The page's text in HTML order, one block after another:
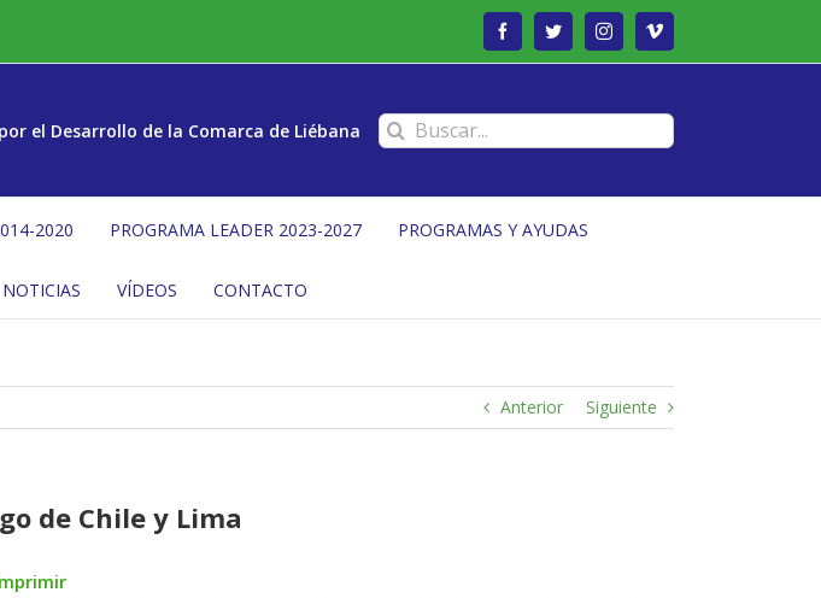
FacebookTwitterInstagramVimeo
el Desarrollo de la Comarca de Liébana Buscar:
2020 PROGRAMA LEADER 2023-2027 PROGRAMAS Y AYUDAS
NOTICIAS VÍDEOS CONTACTO
Anterior Siguiente
de Chile y Lima